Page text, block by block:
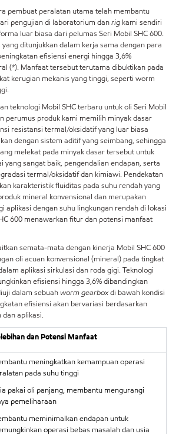
pembuat peralatan utama telah membantu
pengujian di laboratorium danrig kami sendiri
luar biasa dari pelumas Seri Mobil SHC 600.
ditunjukkan dalam kerja sama dengan para
efisiensi energi hingga 3,6%
(*). Manfaat tersebut terutama dibuktikan pada
kerugian mekanis yang tinggi, seperti worm
teknologi Mobil SHC terbaru untuk oli Seri Mobil
perumus produk kami memilih minyak dasar
resistansi termal/oksidatif yang luar biasa
dengan sistem aditif yang seimbang, sehingga
melekat pada minyak dasar tersebut untuk
yang sangat baik, pengendalian endapan, serta
termal/oksidatif dan kimiawi. Pendekatan
karakteristik fluiditas pada suhu rendah yang
mineral konvensional dan merupakan
aplikasi dengan suhu lingkungan rendah di lokasi
600 menawarkan fitur dan potensi manfaat
semata-mata dengan kinerja Mobil SHC 600
oli acuan konvensional (mineral) pada tingkat
aplikasi sirkulasi dan roda gigi. Teknologi
efisiensi hingga 3,6% dibandingkan
dalam sebuahworm gearboxdi bawah kondisi
efisiensi akan bervariasi berdasarkan
dan aplikasi.
dan Potensi Manfaat
meningkatkan kemampuan operasi
pada suhu tinggi
pakai oli panjang, membantu mengurangi
pemeliharaan
meminimalkan endapan untuk
operasi bebas masalah dan usia